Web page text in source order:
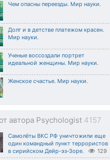
Чем опасны переезды. Мир науки.
Долг и в детстве платежом красен.
Мир науки.
Ученые воссоздали портрет
идеальной женщины. Мир науки.
Женское счастье. Мир науки.
автора Psychologist 4157
Самолёты ВКС РФ уничтожили еще
один командный пункт террористов
в сирийском Дейр-эз-Зоре.
129